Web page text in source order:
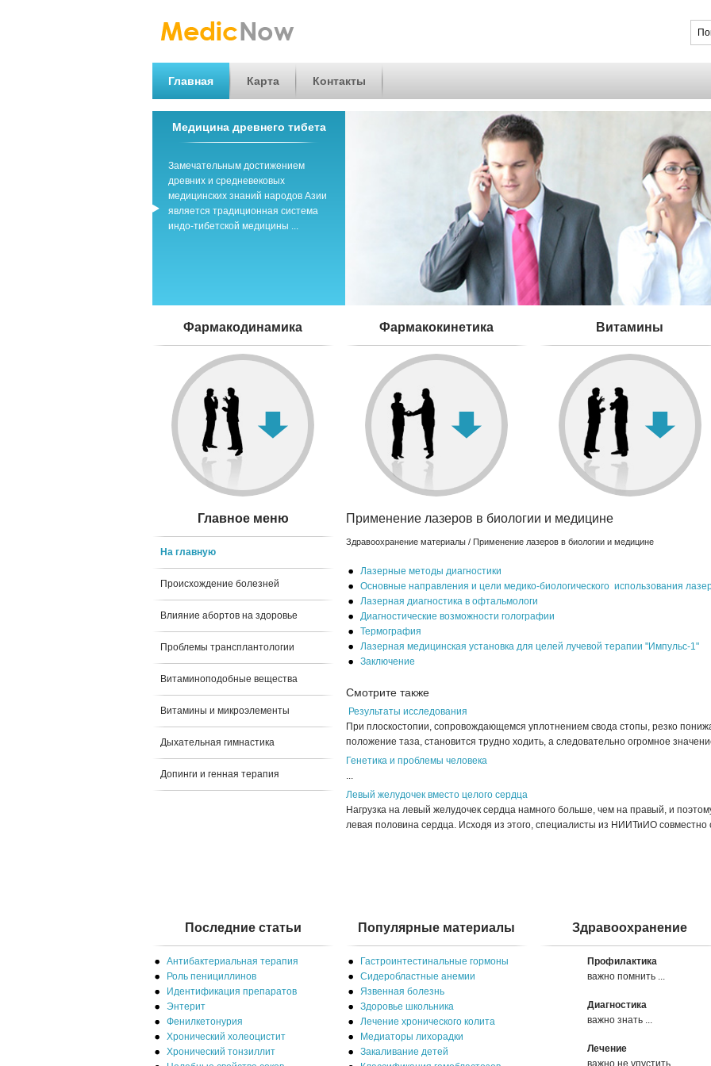
Главная Карта Контакты
Медицина древнего тибета
Замечательным достижением
древних и средневековых
медицинских знаний народов Азии
является традиционная система
индо-тибетской медицины ...
Фармакодинамика Фармакокинетика
особенности
поступления
препарата в
организм.
ЧИТАТЬ
Витамины
Применение лазеров в биологии и медицине
Здравоохранение материалы/ Применение лазеров в биологии и медицине
Лазерные методы диагностики
Основные направления и цели медико-биологического использования
Лазерная диагностика в офтальмологи
Диагностические возможности голографии
Термография
Лазерная медицинская установка для целей лучевой терапии "Импульс-1"
Заключение
Смотрите также
Результаты исследования
При плоскостопии, сопровождающемся уплотнением свода стопы, резко
положение таза, становится трудно ходить, а следовательно огромное
Генетика и проблемы человека
...
Левый желудочек вместо целого сердца
Нагрузка на левый желудочек сердца намного больше, чем на правый, и
левая половина сердца. Исходя из этого, специалисты из НИИТиИО совместно
Главное меню
На главную
Происхождение болезней
Влияние абортов на здоровье
Проблемы трансплантологии
Витаминоподобные вещества
Витамины и микроэлементы
Дыхательная гимнастика
Допинги и генная терапия
Последние статьи
Антибактериальная терапия
Роль пенициллинов
Идентификация препаратов
Энтерит
Фенилкетонурия
Хронический холеоцистит
Хронический тонзиллит
Популярные материалы
Гастроинтестинальные гормоны
Сидеробластные анемии
Язвенная болезнь
Здоровье школьника
Лечение хронического колита
Медиаторы лихорадки
Закаливание детей
Здравоохранение
Профилактика
важно помнить ...
Диагностика
важно знать ...
Лечение
важно не упустить ...